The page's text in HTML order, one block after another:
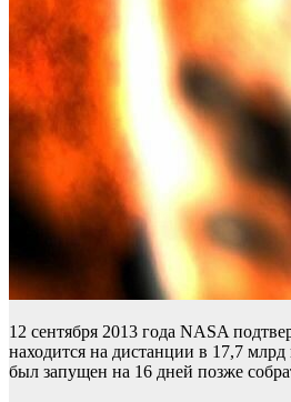
12 сентября 2013 года NASA
находится на дистанции в 17,7
был запущен на 16 дней позже